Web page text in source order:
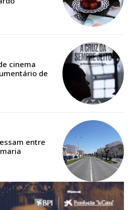
Exclusivos para
Escolha o plano
ANUAL
16
meses
cinema
de
entre